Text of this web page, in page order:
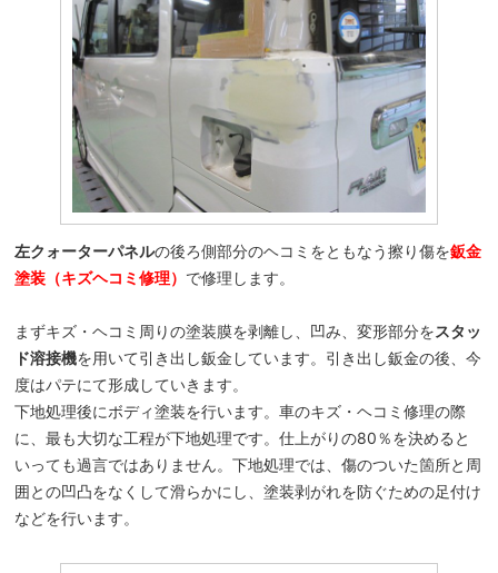
左クォーターパネルの後ろ側部分のヘコミをともなう擦り傷を鈑金
塗装（キズヘコミ修理） で修理します。
まずキズ・ヘコミ周りの塗装膜を剥離し、凹み、変形部分をスタッ
ド溶接機を用いて引き出し鈑金しています。引き出し鈑金の後、今
度はパテにて形成していきます。
下地処理後にボディ塗装を行います。車のキズ・ヘコミ修理の際
に、最も大切な工程が下地処理です。仕上がりの80％を決めると
いっても過言ではありません。下地処理では、傷のついた箇所と周
囲との凹凸をなくして滑らかにし、塗装剥がれを防ぐための足付け
などを行います。